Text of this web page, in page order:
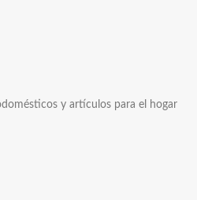
y artículos para el hogar